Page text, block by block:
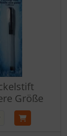
Größe